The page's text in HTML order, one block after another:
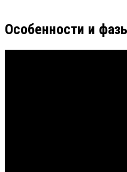
Особенности и